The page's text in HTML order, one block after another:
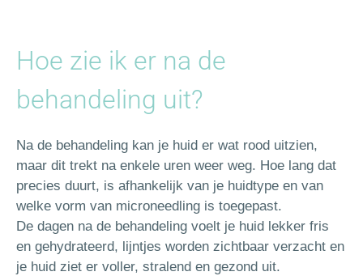
Hoe zie ik er na de
behandeling uit?
Na de behandeling kan je huid er wat rood uitzien,
maar dit trekt na enkele uren weer weg. Hoe lang dat
precies duurt, is afhankelijk van je huidtype en van
welke vorm van microneedling is toegepast.
De dagen na de behandeling voelt je huid lekker fris
en gehydrateerd, lijntjes worden zichtbaar verzacht en
je huid ziet er voller, stralend en gezond uit.